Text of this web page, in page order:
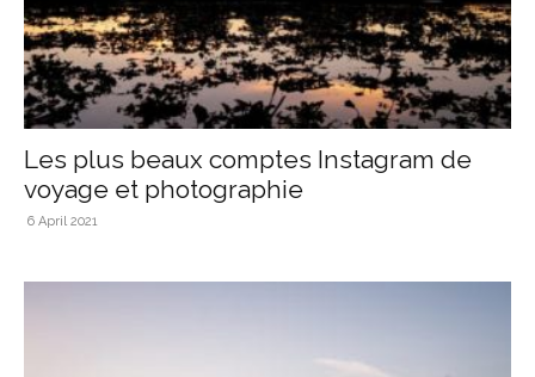
Les plus beaux comptes Instagram de
voyage et photographie
6 April 2021